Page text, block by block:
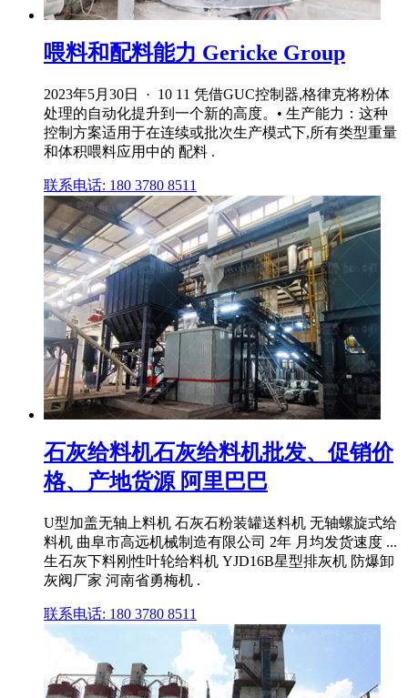
喂料和配料能力 Gericke Group
2023年5月30日 · 10 11 凭借GUC控制器,格律克将粉体
处理的自动化提升到一个新的高度。• 生产能力：这种
控制方案适用于在连续或批次生产模式下,所有类型重量
和体积喂料应用中的 配料 .
联系电话: 180 3780 8511
石灰给料机石灰给料机批发、促销价
格、产地货源 阿里巴巴
U型加盖无轴上料机 石灰石粉装罐送料机 无轴螺旋式给
料机 曲阜市高远机械制造有限公司 2年 月均发货速度 ...
生石灰下料刚性叶轮给料机 YJD16B星型排灰机 防爆卸
灰阀厂家 河南省勇梅机 .
联系电话: 180 3780 8511